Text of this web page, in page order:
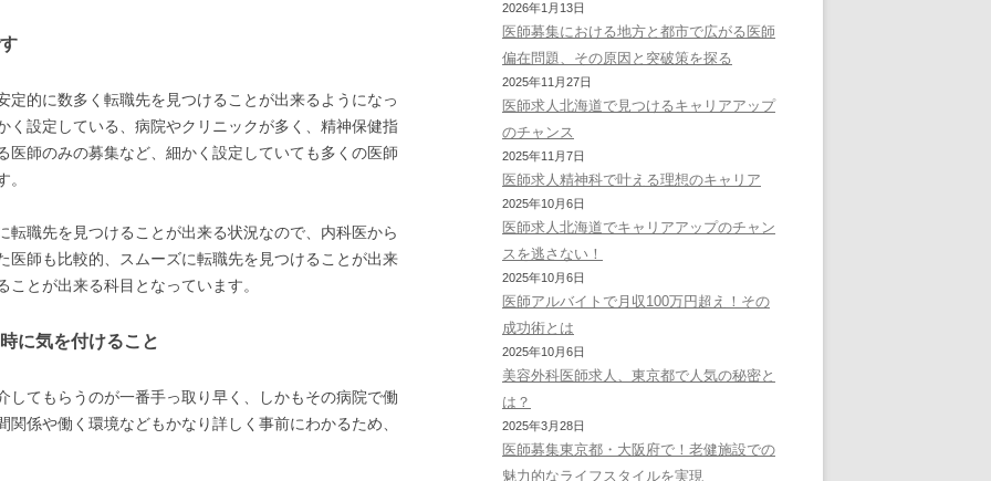
定的に数多く転職先を見つけることが出来るようになっ
く設定している、病院やクリニックが多く、精神保健指
医師のみの募集など、細かく設定していても多くの医師
転職先を見つけることが出来る状況なので、内科医から
医師も比較的、スムーズに転職先を見つけることが出来
とが出来る科目となっています。
に気を付けること
してもらうのが一番手っ取り早く、しかもその病院で働
係や働く環境などもかなり詳しく事前にわかるため、
2026年1月13日
医師募集における地方と都市で広がる医師
偏在問題、その原因と突破策を探る
2025年11月27日
医師求人北海道で見つけるキャリアアップ
のチャンス
2025年11月7日
医師求人精神科で叶える理想のキャリア
2025年10月6日
医師求人北海道でキャリアアップのチャン
スを逃さない！
2025年10月6日
医師アルバイトで月収100万円超え！その
成功術とは
2025年10月6日
美容外科医師求人、東京都で人気の秘密と
は？
2025年3月28日
医師募集東京都・大阪府で！老健施設での
魅力的なライフスタイルを実現